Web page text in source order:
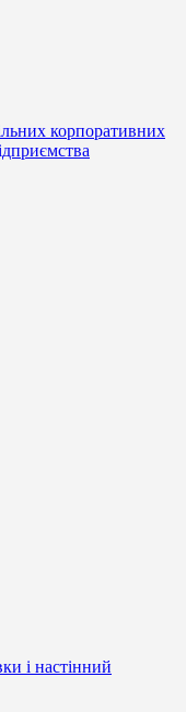
корпоративних
і настінний